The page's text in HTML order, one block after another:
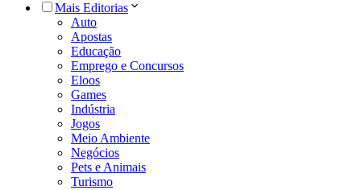
Mais Editorias
Auto
Apostas
Educação
Emprego e Concursos
Eloos
Games
Indústria
Jogos
Meio Ambiente
Negócios
Pets e Animais
Turismo